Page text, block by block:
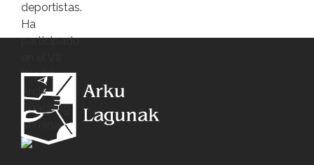
deportistas.
Ha
participado
World
Archery
Coaching
Seminar.